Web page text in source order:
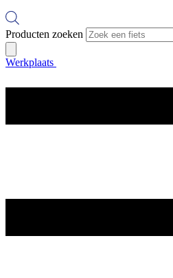
Producten zoeken
Werkplaats